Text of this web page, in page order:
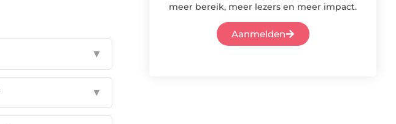
▼
▼
meer bereik, meer lezers en meer impact.
Aanmelden